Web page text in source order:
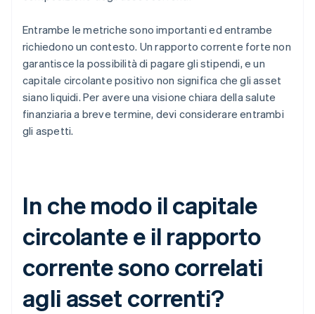
Entrambe le metriche sono importanti ed entrambe
richiedono un contesto. Un rapporto corrente forte non
garantisce la possibilità di pagare gli stipendi, e un
capitale circolante positivo non significa che gli asset
siano liquidi. Per avere una visione chiara della salute
finanziaria a breve termine, devi considerare entrambi
gli aspetti.
In che modo il capitale
circolante e il rapporto
corrente sono correlati
agli asset correnti?